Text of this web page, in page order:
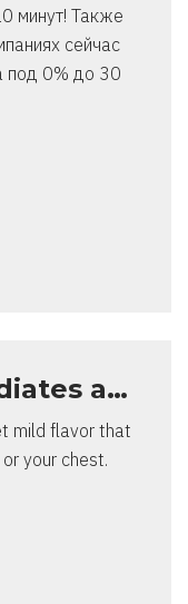
минут! Также
сейчас
под 0% до 30
a…
mild flavor that
your chest.